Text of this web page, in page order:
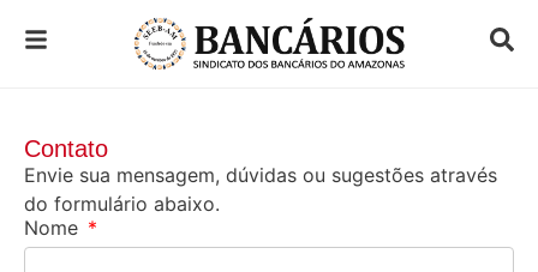
Contato
Envie sua mensagem, dúvidas ou sugestões através
do formulário abaixo.
Nome